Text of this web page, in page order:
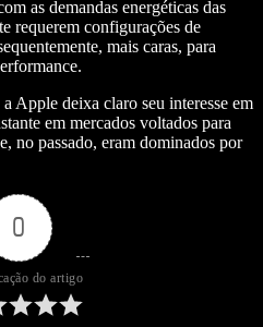
as demandas energéticas das
requerem configurações de
mais caras, para
a Apple deixa claro seu interesse em
em mercados voltados para
no passado, eram dominados por
0
do artigo